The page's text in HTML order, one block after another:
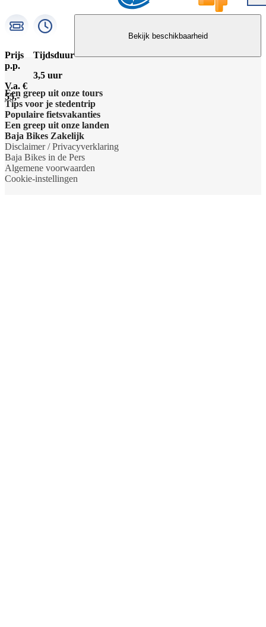
Prijs
p.p.
V.a. €
55,-
Tijdsduur
3,5 uur
Bekijk beschikbaarheid
Een greep uit onze tours
Barcelona Panorama tour
Dubai Highlights fietstour
Dublin fietstour
Kaapstad Township tour
Tips voor je stedentrip
Wat te doen in Amsterdam
Wat te doen in Barcelona
Wat te doen in Berlijn
Wat te doen in Boedapest
Populaire fietsvakanties
Fietsvakantie Duitsland
Fietsvakantie Frankrijk
Fietsvakantie Italie
Een greep uit onze landen
Belgie
Denemarken
Baja Bikes Zakelijk
Neem contact op
Over ons
Disclaimer / Privacyverklaring
Baja Bikes in de Pers
Algemene voorwaarden
Cookie-instellingen